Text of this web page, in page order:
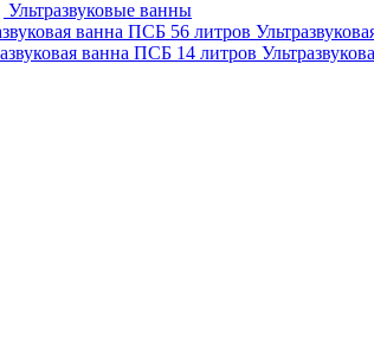
Ультразвуковые ванны
ванна ПСБ 56 литров
ванна ПСБ 14 литров